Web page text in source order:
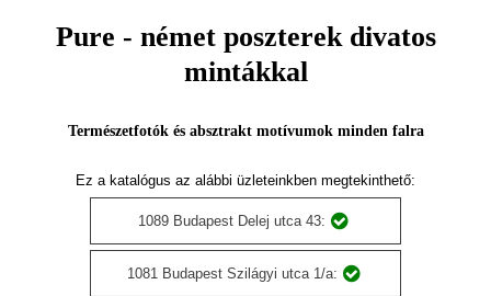
Pure - német poszterek divatos
mintákkal
Természetfotók és absztrakt motívumok minden falra
Ez a katalógus az alábbi üzleteinkben megtekinthető:
1089 Budapest Delej utca 43:
1081 Budapest Szilágyi utca 1/a: